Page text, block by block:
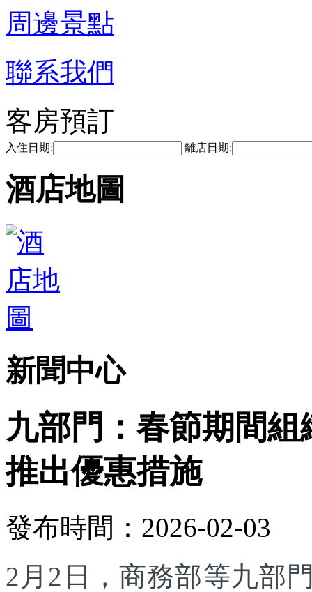
周邊景點
聯系我們
客房預訂
入住日期: 離店日期:
酒店地圖
新聞中心
九部門：春節期間
推出優惠措施
發布時間：2026-02-03
2月2日，商務部等九部